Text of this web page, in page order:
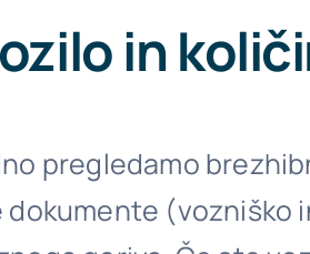
in
pregledamo
(vozniško